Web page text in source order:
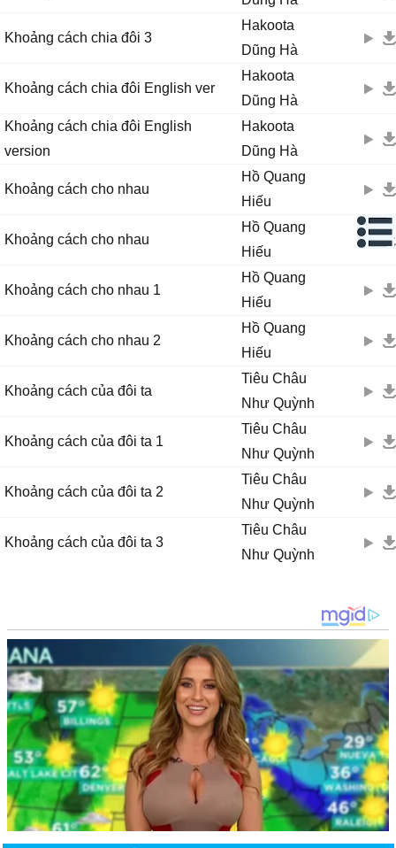
Khoảng cách chia đôi 3
Hakoota
Dũng Hà
Khoảng cách chia đôi English ver
Hakoota
Dũng Hà
Khoảng cách chia đôi English
version
Hakoota
Dũng Hà
Khoảng cách cho nhau
Hồ Quang
Hiếu
Khoảng cách cho nhau
Hồ Quang
Hiếu
Khoảng cách cho nhau 1
Hồ Quang
Hiếu
Khoảng cách cho nhau 2
Hồ Quang
Hiếu
Khoảng cách của đôi ta
Tiêu Châu
Như Quỳnh
Khoảng cách của đôi ta 1
Tiêu Châu
Như Quỳnh
Khoảng cách của đôi ta 2
Tiêu Châu
Như Quỳnh
Khoảng cách của đôi ta 3
Tiêu Châu
Như Quỳnh